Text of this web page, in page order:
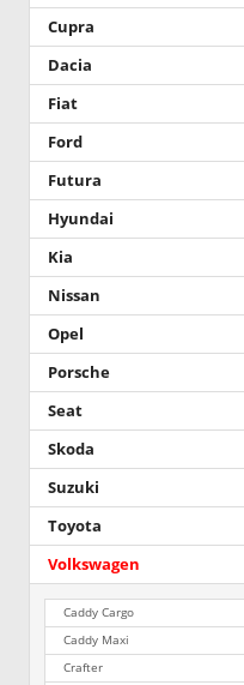
Cupra
Dacia
Fiat
Ford
Futura
Hyundai
Kia
Nissan
Opel
Porsche
Seat
Skoda
Suzuki
Toyota
Volkswagen
Caddy Cargo
Caddy Maxi
Crafter